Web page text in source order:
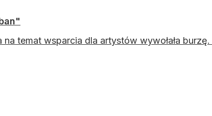
temat wsparcia dla artystów wywołała